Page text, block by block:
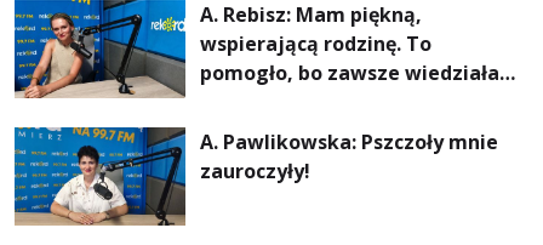
A. Rebisz: Mam piękną,
wspierającą rodzinę. To
pomogło, bo zawsze wiedziałam,
najważniejsza
A. Pawlikowska: Pszczoły mnie
zauroczyły!